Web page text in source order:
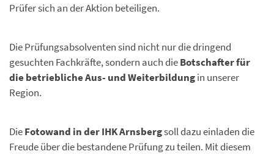
Prüfer sich an der Aktion beteiligen.
Die Prüfungsabsolventen sind nicht nur die dringend
gesuchten Fachkräfte, sondern auch dieBotschafter für
die betriebliche Aus- und Weiterbildungin unserer
Region.
DieFotowand in der IHK Arnsbergsoll dazu einladen die
Freude über die bestandene Prüfung zu teilen. Mit diesem